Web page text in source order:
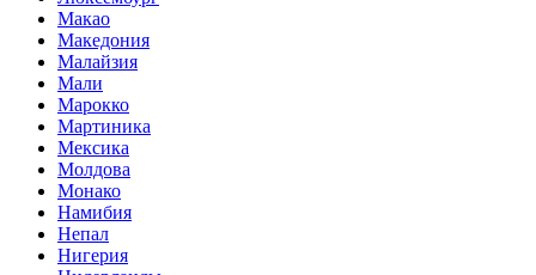
Макао
Македония
Малайзия
Мали
Марокко
Мартиника
Мексика
Молдова
Монако
Намибия
Непал
Нигерия